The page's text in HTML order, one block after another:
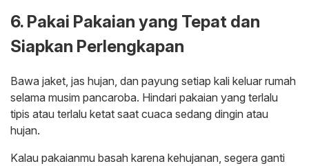
6. Pakai Pakaian yang Tepat dan
Siapkan Perlengkapan
Bawa jaket, jas hujan, dan payung setiap kali keluar rumah
selama musim pancaroba. Hindari pakaian yang terlalu
tipis atau terlalu ketat saat cuaca sedang dingin atau
hujan.
Kalau pakaianmu basah karena kehujanan, segera ganti